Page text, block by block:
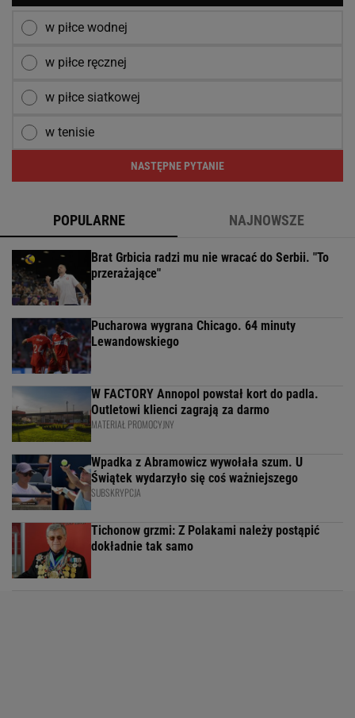
w piłce wodnej
w piłce ręcznej
w piłce siatkowej
w tenisie
NASTĘPNE PYTANIE
POPULARNE NAJNOWSZE
Brat Grbicia radzi mu nie wracać do Serbii. "To
przerażające"
Pucharowa wygrana Chicago. 64 minuty
Lewandowskiego
W FACTORY Annopol powstał kort do padla.
Outletowi klienci zagrają za darmo
MATERIAŁ PROMOCYJNY
Wpadka z Abramowicz wywołała szum. U
Świątek wydarzyło się coś ważniejszego
SUBSKRYPCJA
Tichonow grzmi: Z Polakami należy postąpić
dokładnie tak samo